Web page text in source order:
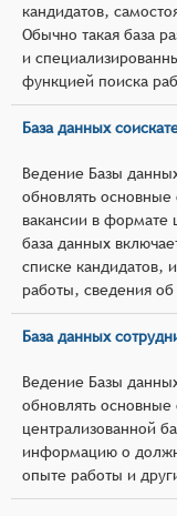
кандидатов,
Обычно такая база
и
функцией поиска
База данных
Ведение Базы
обновлять основные
вакансии в формате
база данных
списке кандидатов,
работы, сведения об
База данных
Ведение Базы
обновлять
централизованной
информацию о
опыте работы и